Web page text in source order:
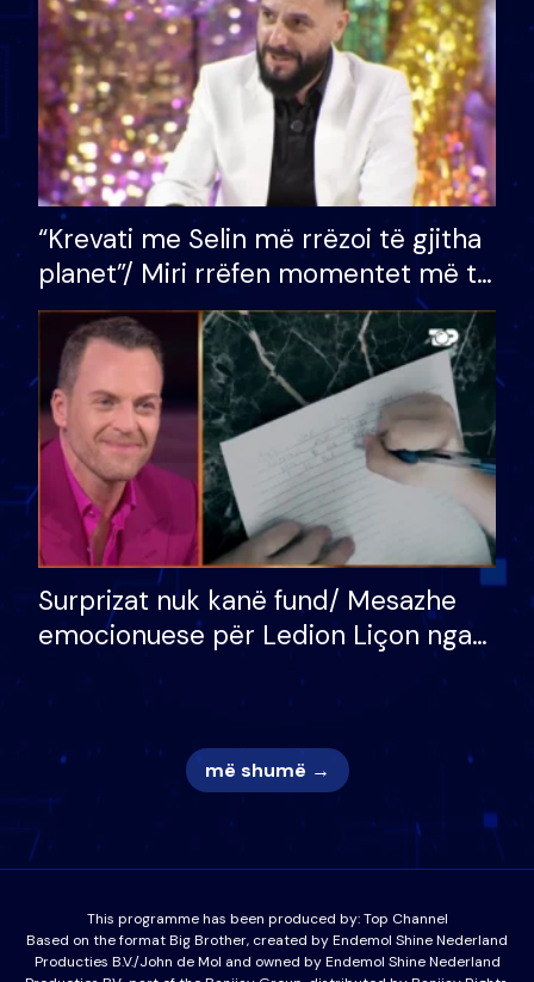
“Krevati me Selin më rrëzoi të gjitha
planet”/ Miri rrëfen momentet më të
bukura në shtëpinë e BB VIP: Do më
mungojë zilja e mëngjesit kur…
Surprizat nuk kanë fund/ Mesazhe
emocionuese për Ledion Liçon nga
më shumë →
This programme has been produced by:Top Channel
Based on the format Big Brother, created by Endemol Shine Nederland
Producties B.V./John de Mol and owned by Endemol Shine Nederland